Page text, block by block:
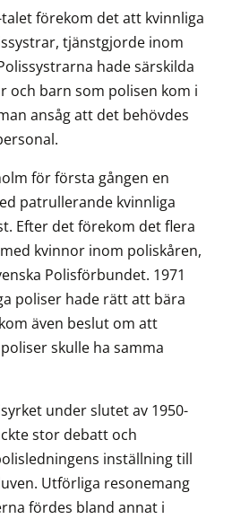
förekom det att kvinnliga
tjänstgjorde inom
hade särskilda
och barn som polisen kom i
ansåg att det behövdes
för första gången en
patrullerande kvinnliga
Efter det förekom det flera
kvinnor inom poliskåren,
Polisförbundet. 1971
poliser hade rätt att bära
även beslut om att
skulle ha samma
under slutet av 1950-
stor debatt och
inställning till
Utförliga resonemang
fördes bland annat i